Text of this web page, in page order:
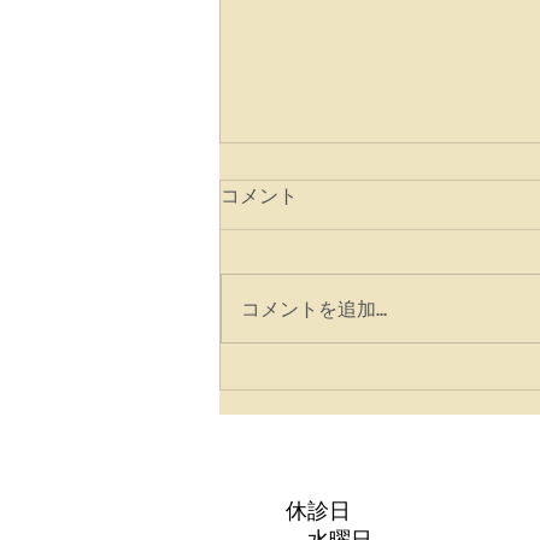
☆臨時休診日変更☆
コメント
コメントを追加…
休診日